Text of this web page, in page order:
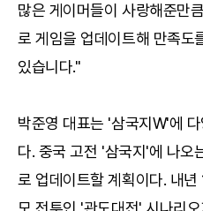
많은 게이머들이 사랑해준만
로 게임을 업데이트해 만족도
있습니다."
박준영 대표는 '삼국지W'에
다. 중국 고전 '삼국지'에 나오
로 업데이트할 계획이다. 내